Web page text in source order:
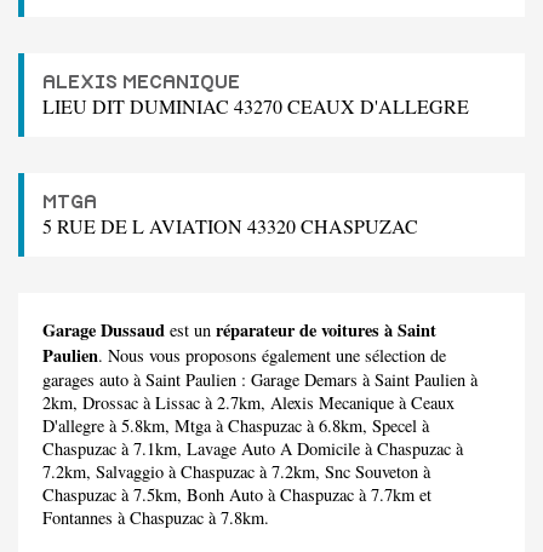
ALEXIS MECANIQUE
LIEU DIT DUMINIAC 43270 CEAUX D'ALLEGRE
MTGA
5 RUE DE L AVIATION 43320 CHASPUZAC
Garage Dussaud est un réparateur de voitures à Saint
Paulien. Nous vous proposons également une sélection de
garages auto à Saint Paulien : Garage Demars à Saint Paulien à
2km, Drossac à Lissac à 2.7km, Alexis Mecanique à Ceaux
D'allegre à 5.8km, Mtgaà Chaspuzac à 6.8km, Specel à
Chaspuzac à 7.1km, Lavage Auto A Domicile à Chaspuzac à
7.2km, Salvaggio à Chaspuzac à 7.2km, Snc Souveton à
Chaspuzac à 7.5km, Bonh Auto à Chaspuzac à 7.7km et
Fontannes à Chaspuzac à 7.8km.